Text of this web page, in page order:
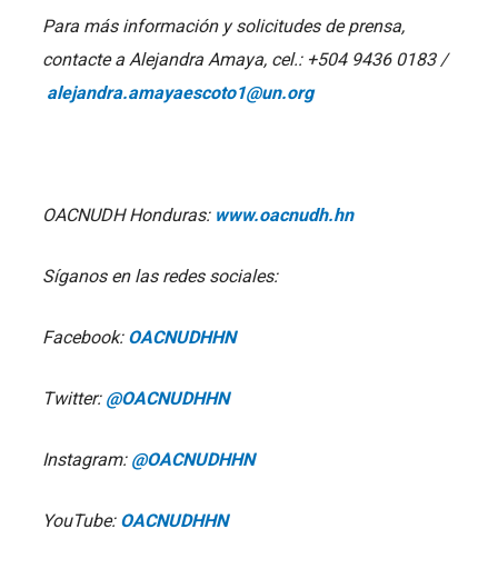
Para más información y solicitudes de prensa,
contacte a Alejandra Amaya, cel.: +504 9436 0183 /
alejandra.amayaescoto1@un.org
OACNUDH Honduras: www.oacnudh.hn
Síganos en las redes sociales:
Facebook: OACNUDHHN
Twitter: @OACNUDHHN
Instagram: @OACNUDHHN
YouTube: OACNUDHHN